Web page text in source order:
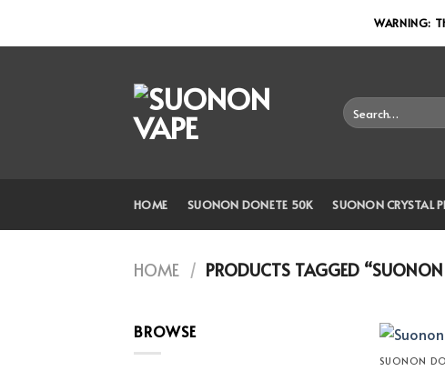
WARNING:
Search
for:
HOME SUONON DONETE 50K SUONON CRYSTAL
HOME / PRODUCTS TAGGED
BROWSE
SUONON